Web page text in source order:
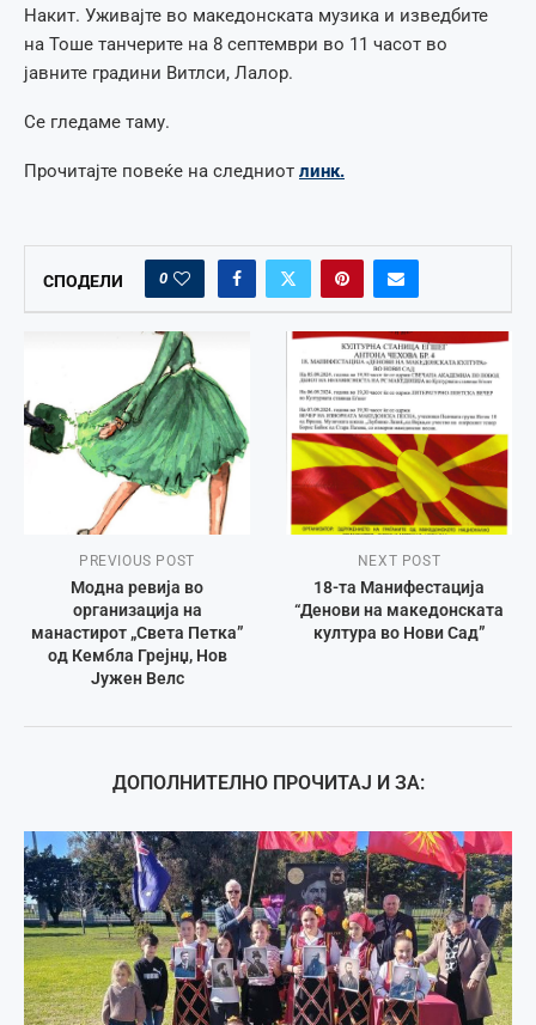
Накит. Уживајте во македонската музика и изведбите
на Тоше танчерите на 8 септември во 11 часот во
јавните градини Витлси, Лалор.
Се гледаме таму.
Прочитајте повеќе на следниот линк.
СПОДЕЛИ 0
PREVIOUS POST
Модна ревија во
организација на
манастирот „Света Петка”
од Кембла Грејнџ, Нов
Јужен Велс
NEXT POST
18-та Манифестација
“Денови на македонската
култура во Нови Сад”
ДОПОЛНИТЕЛНО ПРОЧИТАЈ И ЗА: